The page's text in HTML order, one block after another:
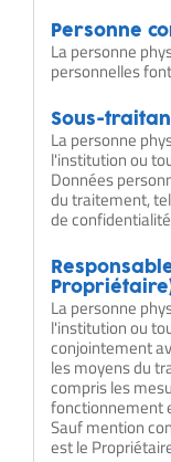
Personne
La personne
personnelles
Sous-
La personne
l'institution ou
Données
du traitement,
de
La personne
l'institution ou
conjointement
les moyens du
compris les
fonctionnement
Sauf mention
est le